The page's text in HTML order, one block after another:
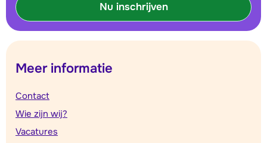
Nu inschrijven
Meer informatie
Contact
Wie zijn wij?
Vacatures